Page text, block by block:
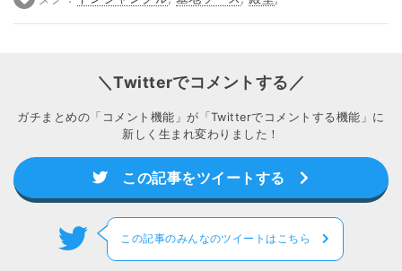
＼Twitterでコメントする／
ガチまとめの「コメント機能」が「Twitterでコメントする機能」に
新しく生まれ変わりました！
この記事をツイートする
この記事のみんなのツイートはこちら